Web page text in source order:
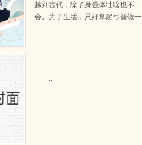
越到古代，除了身强体壮啥也不
会。为了生活，只好拿起弓箭做一
...